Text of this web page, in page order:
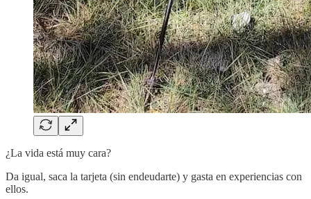
¿La vida está muy cara?
Da igual, saca la tarjeta (sin endeudarte) y gasta en experiencias con
ellos.